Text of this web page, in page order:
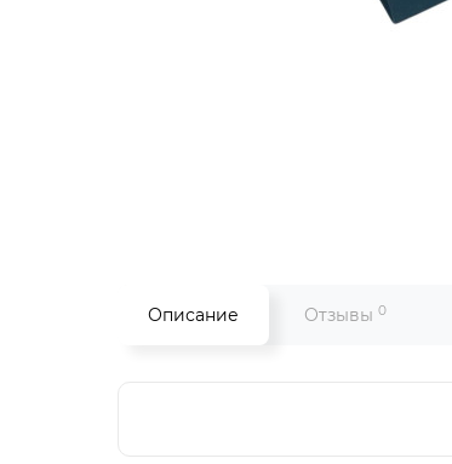
Описание Отзывы 0